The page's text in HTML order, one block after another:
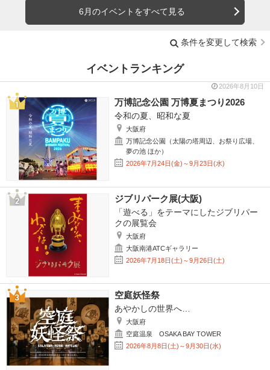
6月のイベントをすべて見る
条件を変更して検索
イベントランキング
2026年8月10日
万博記念公園 万博夏まつり2026
令和の夏、昭和な夏
大阪府
万博記念公園（太陽の塔周辺、お祭り広場、
夢の池 ほか）
2026年7月24日(金)～9月23日(水)
ジブリパーク展(大阪)
「遊べる」をテーマにしたジブリパー
クの展覧会
大阪府
大阪南港ATCギャラリー
2026年7月18日(土)～9月26日(土)
空庭妖怪祭
あやかしの世界へ…
大阪府
空庭温泉 OSAKA BAY TOWER
2026年8月8日(土)～9月30日(水)